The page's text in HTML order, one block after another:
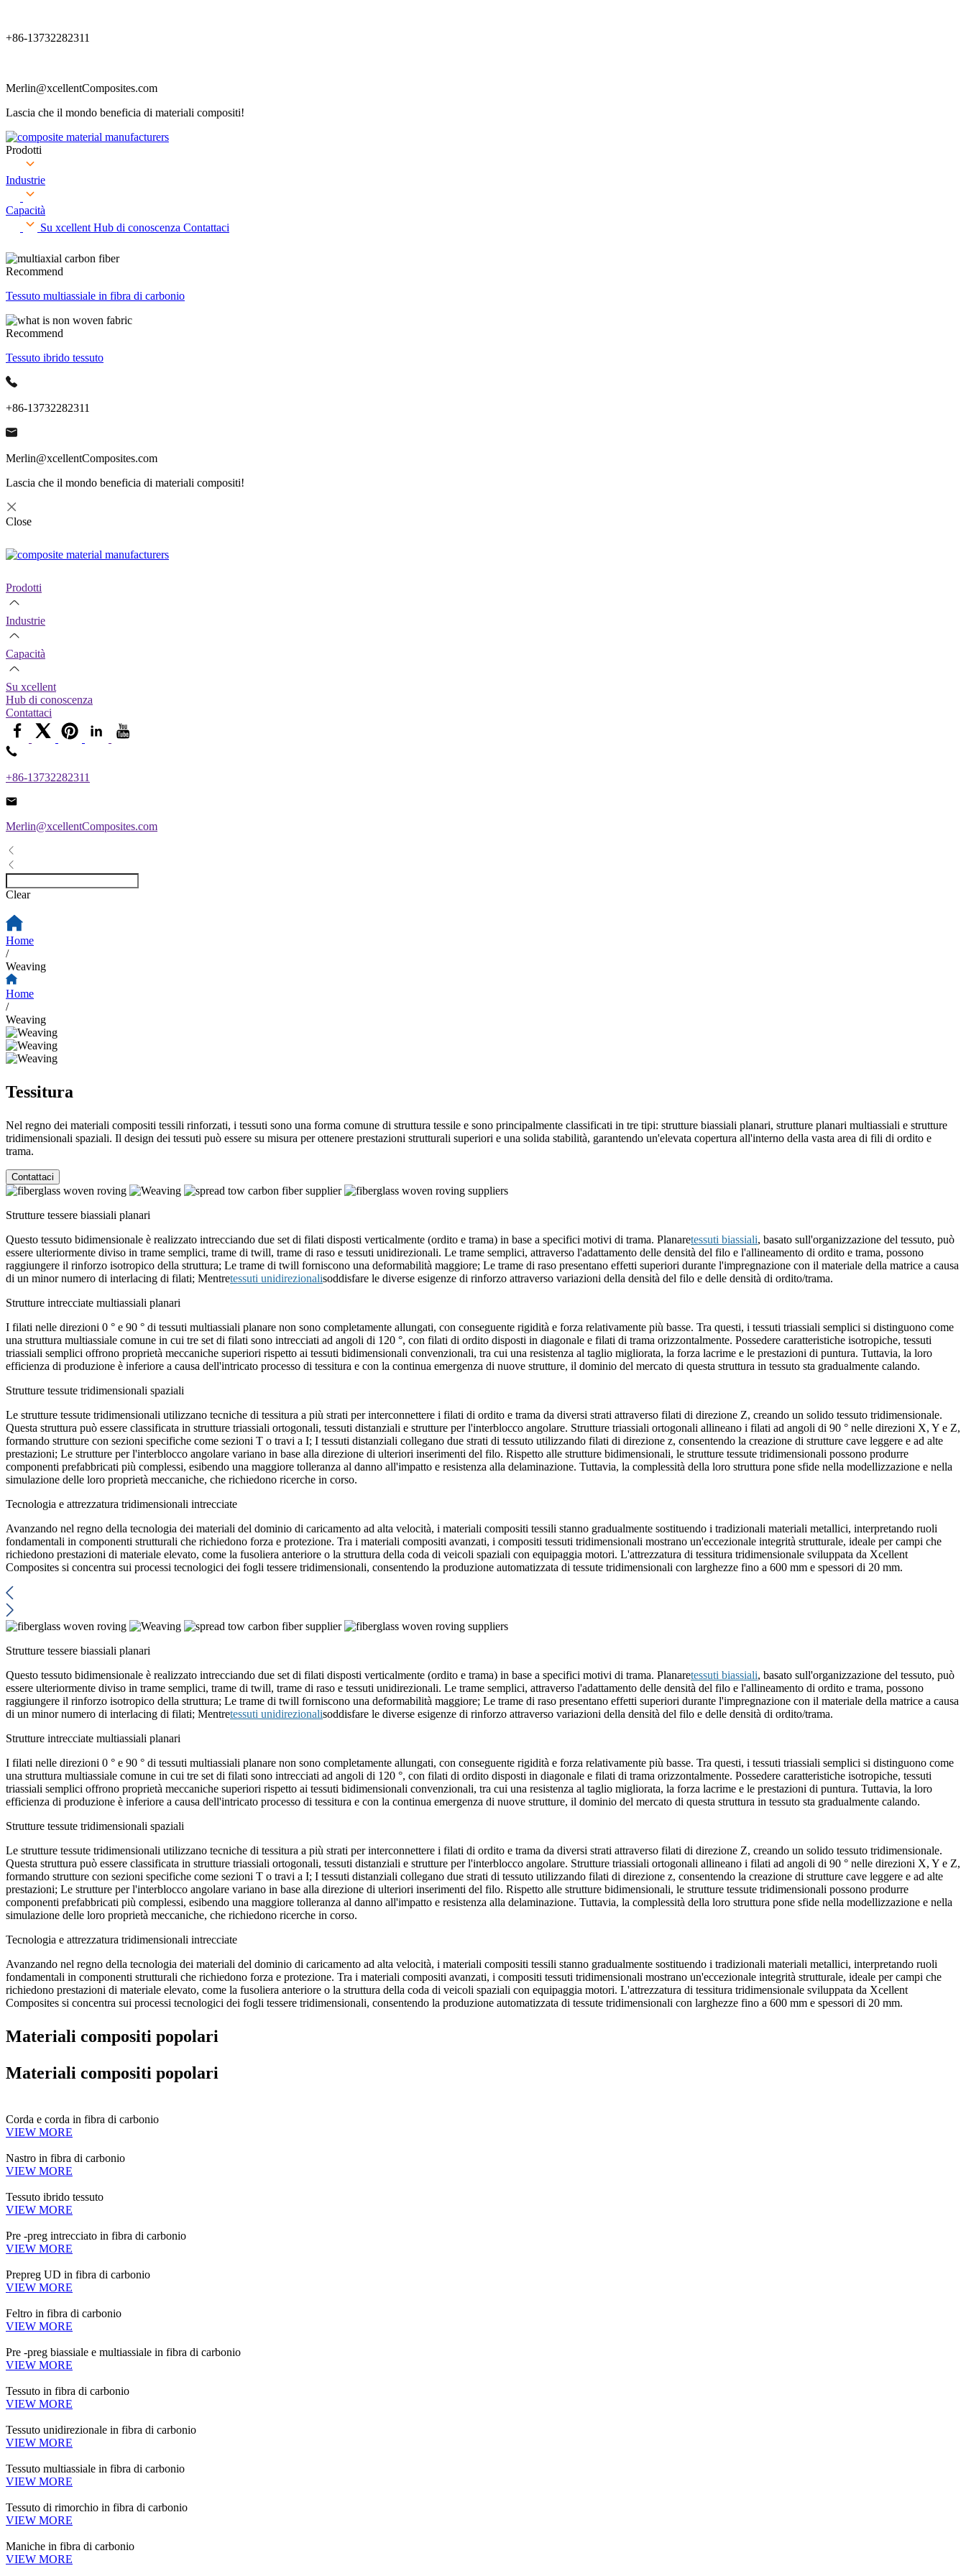
+86-13732282311
Merlin@xcellentComposites.com
Lascia che il mondo beneficia di materiali compositi!
Prodotti
Industrie
Capacità
Su xcellent Hub di conoscenza Contattaci
Recommend
Tessuto multiassiale in fibra di carbonio
Recommend
Tessuto ibrido tessuto
+86-13732282311
Merlin@xcellentComposites.com
Lascia che il mondo beneficia di materiali compositi!
Close
Prodotti
Industrie
Capacità
Su xcellent
Hub di conoscenza
Contattaci
+86-13732282311
Merlin@xcellentComposites.com
Clear
Home
/
Weaving
Home
/
Weaving
Tessitura
Nel regno dei materiali compositi tessili rinforzati, i tessuti sono una forma comune di struttura tessile e sono principalmente classificati in tre tipi: strutture biassiali planari, strutture planari multiassiali e strutture
tridimensionali spaziali. Il design dei tessuti può essere su misura per ottenere prestazioni strutturali superiori e una solida stabilità, garantendo un'elevata copertura all'interno della vasta area di fili di ordito e
trama.
Contattaci
Strutture tessere biassiali planari
Questo tessuto bidimensionale è realizzato intrecciando due set di filati disposti verticalmente (ordito e trama) in base a specifici motivi di trama. Planaretessuti biassiali, basato sull'organizzazione del tessuto, può
essere ulteriormente diviso in trame semplici, trame di twill, trame di raso e tessuti unidirezionali. Le trame semplici, attraverso l'adattamento delle densità del filo e l'allineamento di ordito e trama, possono
raggiungere il rinforzo isotropico della struttura; Le trame di twill forniscono una deformabilità maggiore; Le trame di raso presentano effetti superiori durante l'impregnazione con il materiale della matrice a causa
di un minor numero di interlacing di filati; Mentretessuti unidirezionalisoddisfare le diverse esigenze di rinforzo attraverso variazioni della densità del filo e delle densità di ordito/trama.
Strutture intrecciate multiassiali planari
I filati nelle direzioni 0 ° e 90 ° di tessuti multiassiali planare non sono completamente allungati, con conseguente rigidità e forza relativamente più basse. Tra questi, i tessuti triassiali semplici si distinguono come
una struttura multiassiale comune in cui tre set di filati sono intrecciati ad angoli di 120 °, con filati di ordito disposti in diagonale e filati di trama orizzontalmente. Possedere caratteristiche isotropiche, tessuti
triassiali semplici offrono proprietà meccaniche superiori rispetto ai tessuti bidimensionali convenzionali, tra cui una resistenza al taglio migliorata, la forza lacrime e le prestazioni di puntura. Tuttavia, la loro
efficienza di produzione è inferiore a causa dell'intricato processo di tessitura e con la continua emergenza di nuove strutture, il dominio del mercato di questa struttura in tessuto sta gradualmente calando.
Strutture tessute tridimensionali spaziali
Le strutture tessute tridimensionali utilizzano tecniche di tessitura a più strati per interconnettere i filati di ordito e trama da diversi strati attraverso filati di direzione Z, creando un solido tessuto tridimensionale.
Questa struttura può essere classificata in strutture triassiali ortogonali, tessuti distanziali e strutture per l'interblocco angolare. Strutture triassiali ortogonali allineano i filati ad angoli di 90 ° nelle direzioni X, Y e Z,
formando strutture con sezioni specifiche come sezioni T o travi a I; I tessuti distanziali collegano due strati di tessuto utilizzando filati di direzione z, consentendo la creazione di strutture cave leggere e ad alte
prestazioni; Le strutture per l'interblocco angolare variano in base alla direzione di ulteriori inserimenti del filo. Rispetto alle strutture bidimensionali, le strutture tessute tridimensionali possono produrre
componenti prefabbricati più complessi, esibendo una maggiore tolleranza al danno all'impatto e resistenza alla delaminazione. Tuttavia, la complessità della loro struttura pone sfide nella modellizzazione e nella
simulazione delle loro proprietà meccaniche, che richiedono ricerche in corso.
Tecnologia e attrezzatura tridimensionali intrecciate
Avanzando nel regno della tecnologia dei materiali del dominio di caricamento ad alta velocità, i materiali compositi tessili stanno gradualmente sostituendo i tradizionali materiali metallici, interpretando ruoli
fondamentali in componenti strutturali che richiedono forza e protezione. Tra i materiali compositi avanzati, i compositi tessuti tridimensionali mostrano un'eccezionale integrità strutturale, ideale per campi che
richiedono prestazioni di materiale elevato, come la fusoliera anteriore o la struttura della coda di veicoli spaziali con equipaggia motori. L'attrezzatura di tessitura tridimensionale sviluppata da Xcellent
Composites si concentra sui processi tecnologici dei fogli tessere tridimensionali, consentendo la produzione automatizzata di tessute tridimensionali con larghezze fino a 600 mm e spessori di 20 mm.
Strutture tessere biassiali planari
Questo tessuto bidimensionale è realizzato intrecciando due set di filati disposti verticalmente (ordito e trama) in base a specifici motivi di trama. Planaretessuti biassiali, basato sull'organizzazione del tessuto, può
essere ulteriormente diviso in trame semplici, trame di twill, trame di raso e tessuti unidirezionali. Le trame semplici, attraverso l'adattamento delle densità del filo e l'allineamento di ordito e trama, possono
raggiungere il rinforzo isotropico della struttura; Le trame di twill forniscono una deformabilità maggiore; Le trame di raso presentano effetti superiori durante l'impregnazione con il materiale della matrice a causa
di un minor numero di interlacing di filati; Mentretessuti unidirezionalisoddisfare le diverse esigenze di rinforzo attraverso variazioni della densità del filo e delle densità di ordito/trama.
Strutture intrecciate multiassiali planari
I filati nelle direzioni 0 ° e 90 ° di tessuti multiassiali planare non sono completamente allungati, con conseguente rigidità e forza relativamente più basse. Tra questi, i tessuti triassiali semplici si distinguono come
una struttura multiassiale comune in cui tre set di filati sono intrecciati ad angoli di 120 °, con filati di ordito disposti in diagonale e filati di trama orizzontalmente. Possedere caratteristiche isotropiche, tessuti
triassiali semplici offrono proprietà meccaniche superiori rispetto ai tessuti bidimensionali convenzionali, tra cui una resistenza al taglio migliorata, la forza lacrime e le prestazioni di puntura. Tuttavia, la loro
efficienza di produzione è inferiore a causa dell'intricato processo di tessitura e con la continua emergenza di nuove strutture, il dominio del mercato di questa struttura in tessuto sta gradualmente calando.
Strutture tessute tridimensionali spaziali
Le strutture tessute tridimensionali utilizzano tecniche di tessitura a più strati per interconnettere i filati di ordito e trama da diversi strati attraverso filati di direzione Z, creando un solido tessuto tridimensionale.
Questa struttura può essere classificata in strutture triassiali ortogonali, tessuti distanziali e strutture per l'interblocco angolare. Strutture triassiali ortogonali allineano i filati ad angoli di 90 ° nelle direzioni X, Y e Z,
formando strutture con sezioni specifiche come sezioni T o travi a I; I tessuti distanziali collegano due strati di tessuto utilizzando filati di direzione z, consentendo la creazione di strutture cave leggere e ad alte
prestazioni; Le strutture per l'interblocco angolare variano in base alla direzione di ulteriori inserimenti del filo. Rispetto alle strutture bidimensionali, le strutture tessute tridimensionali possono produrre
componenti prefabbricati più complessi, esibendo una maggiore tolleranza al danno all'impatto e resistenza alla delaminazione. Tuttavia, la complessità della loro struttura pone sfide nella modellizzazione e nella
simulazione delle loro proprietà meccaniche, che richiedono ricerche in corso.
Tecnologia e attrezzatura tridimensionali intrecciate
Avanzando nel regno della tecnologia dei materiali del dominio di caricamento ad alta velocità, i materiali compositi tessili stanno gradualmente sostituendo i tradizionali materiali metallici, interpretando ruoli
fondamentali in componenti strutturali che richiedono forza e protezione. Tra i materiali compositi avanzati, i compositi tessuti tridimensionali mostrano un'eccezionale integrità strutturale, ideale per campi che
richiedono prestazioni di materiale elevato, come la fusoliera anteriore o la struttura della coda di veicoli spaziali con equipaggia motori. L'attrezzatura di tessitura tridimensionale sviluppata da Xcellent
Composites si concentra sui processi tecnologici dei fogli tessere tridimensionali, consentendo la produzione automatizzata di tessute tridimensionali con larghezze fino a 600 mm e spessori di 20 mm.
Materiali compositi popolari
Materiali compositi popolari
Corda e corda in fibra di carbonio
VIEW MORE
Nastro in fibra di carbonio
VIEW MORE
Tessuto ibrido tessuto
VIEW MORE
Pre -preg intrecciato in fibra di carbonio
VIEW MORE
Prepreg UD in fibra di carbonio
VIEW MORE
Feltro in fibra di carbonio
VIEW MORE
Pre -preg biassiale e multiassiale in fibra di carbonio
VIEW MORE
Tessuto in fibra di carbonio
VIEW MORE
Tessuto unidirezionale in fibra di carbonio
VIEW MORE
Tessuto multiassiale in fibra di carbonio
VIEW MORE
Tessuto di rimorchio in fibra di carbonio
VIEW MORE
Maniche in fibra di carbonio
VIEW MORE